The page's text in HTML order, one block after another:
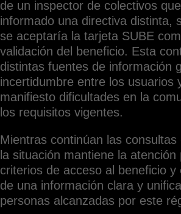
de un inspector de colectivos
informado una directiva distinta,
se aceptaría la tarjeta SUBE
validación del beneficio. Esta
distintas fuentes de información
incertidumbre entre los usuarios
manifiesto dificultades en la
los requisitos vigentes.
Mientras continúan las consultas
la situación mantiene la atención
criterios de acceso al beneficio y
de una información clara y
personas alcanzadas por este